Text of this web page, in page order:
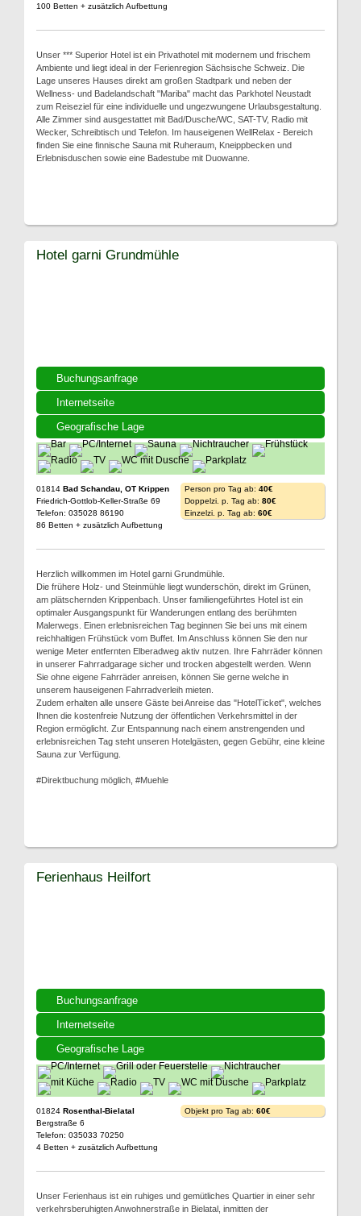
100 Betten + zusätzlich Aufbettung
Unser *** Superior Hotel ist ein Privathotel mit modernem und frischem
Ambiente und liegt ideal in der Ferienregion Sächsische Schweiz. Die
Lage unseres Hauses direkt am großen Stadtpark und neben der
Wellness- und Badelandschaft "Mariba" macht das Parkhotel Neustadt
zum Reiseziel für eine individuelle und ungezwungene Urlaubsgestaltung.
Alle Zimmer sind ausgestattet mit Bad/Dusche/WC, SAT-TV, Radio mit
Wecker, Schreibtisch und Telefon. Im hauseigenen WellRelax - Bereich
finden Sie eine finnische Sauna mit Ruheraum, Kneippbecken und
Erlebnisduschen sowie eine Badestube mit Duowanne.
Buchungsanfrage
Internetseite
Geografische Lage
Hotel garni Grundmühle
01814 Bad Schandau, OT Krippen
Friedrich-Gottlob-Keller-Straße 69
Telefon: 035028 86190
86 Betten + zusätzlich Aufbettung
Person pro Tag ab: 40€
Doppelzi. p. Tag ab: 80€
Einzelzi. p. Tag ab: 60€
Herzlich willkommen im Hotel garni Grundmühle.
Die frühere Holz- und Steinmühle liegt wunderschön, direkt im Grünen,
am plätschernden Krippenbach. Unser familiengeführtes Hotel ist ein
optimaler Ausgangspunkt für Wanderungen entlang des berühmten
Malerwegs. Einen erlebnisreichen Tag beginnen Sie bei uns mit einem
reichhaltigen Frühstück vom Buffet. Im Anschluss können Sie den nur
wenige Meter entfernten Elberadweg aktiv nutzen. Ihre Fahrräder können
in unserer Fahrradgarage sicher und trocken abgestellt werden. Wenn
Sie ohne eigene Fahrräder anreisen, können Sie gerne welche in
unserem hauseigenen Fahrradverleih mieten.
Zudem erhalten alle unsere Gäste bei Anreise das "HotelTicket", welches
Ihnen die kostenfreie Nutzung der öffentlichen Verkehrsmittel in der
Region ermöglicht. Zur Entspannung nach einem anstrengenden und
erlebnisreichen Tag steht unseren Hotelgästen, gegen Gebühr, eine kleine
Sauna zur Verfügung.
#Direktbuchung möglich, #Muehle
Buchungsanfrage
Internetseite
Geografische Lage
Ferienhaus Heilfort
01824 Rosenthal-Bielatal
Bergstraße 6
Telefon: 035033 70250
4 Betten + zusätzlich Aufbettung
Objekt pro Tag ab: 60€
Unser Ferienhaus ist ein ruhiges und gemütliches Quartier in einer sehr
verkehrsberuhigten Anwohnerstraße in Bielatal, inmitten der